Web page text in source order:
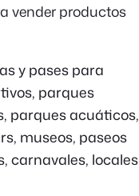
vender productos
y pases para
parques
parques acuáticos,
museos, paseos
carnavales, locales